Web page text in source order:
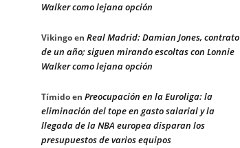
Walker como lejana opción
Vikingoen Real Madrid: Damian Jones, contrato
de un año; siguen mirando escoltas con Lonnie
Walker como lejana opción
Tímidoen Preocupación en la Euroliga: la
eliminación del tope en gasto salarial y la
llegada de la NBA europea disparan los
presupuestos de varios equipos